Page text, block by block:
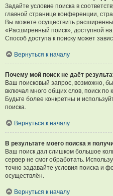
Задайте условие поиска в
главной странице конференции,
Вы можете осуществить
«Расширенный поиск», доступной
Способ доступа к поиску может
Вернуться к началу
Почему мой поиск не даёт
Ваш поисковый запрос, возможно,
включал много общих слов, поиск по
Будьте более конкретны и
поиска.
Вернуться к началу
В результате моего поиска я
Ваш поиск дал слишком большое
сервер не смог обработать.
точно задавайте условия поиска и
осуществлён.
Вернуться к началу